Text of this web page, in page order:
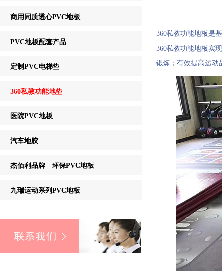
商用同质透心PVC地板
PVC地板配套产品
定制PVC电梯垫
360私教功能地垫
医院PVC地板
汽车地胶
杰佰利品牌—环保PVC地板
九瑞运动系列PVC地板
360私教功能地板是
360私教功能地板实
锻炼；有效提高运动